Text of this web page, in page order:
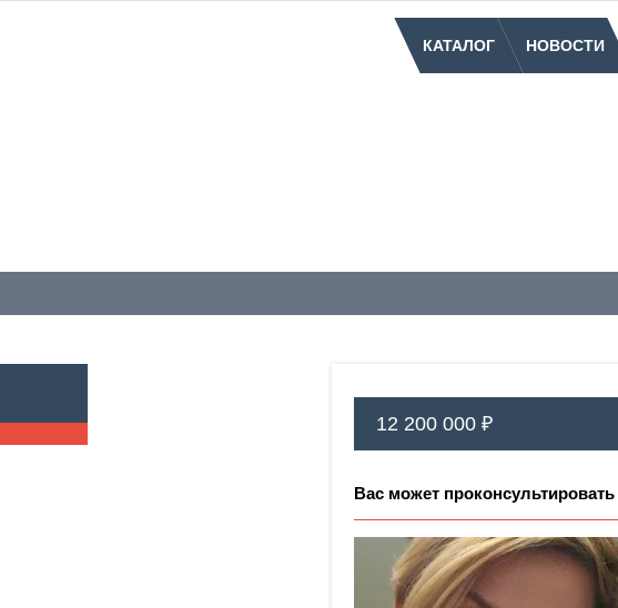
КАТАЛОГ НОВОСТИ
12 200 000 ₽
Вас может проконсультировать